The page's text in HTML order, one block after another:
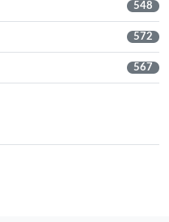
548
572
567